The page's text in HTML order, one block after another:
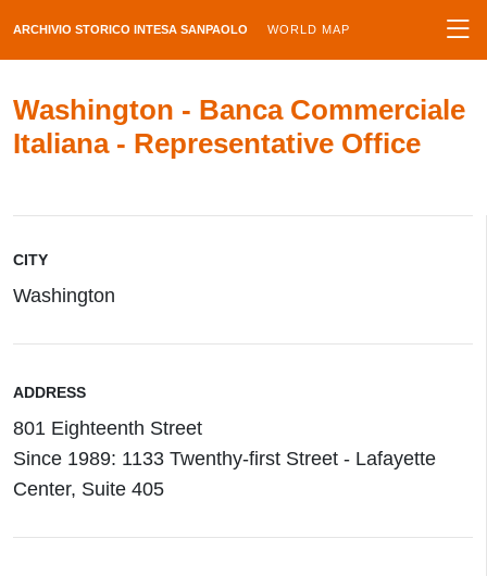
ARCHIVIO STORICO INTESA SANPAOLO WORLD MAP
Washington - Banca Commerciale
Italiana - Representative Office
CITY
Washington
ADDRESS
801 Eighteenth Street
Since 1989: 1133 Twenthy-first Street - Lafayette
Center, Suite 405